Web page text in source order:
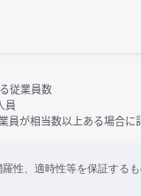
従業員数
員
員が相当数以上ある場合に
性、適時性等を保証する